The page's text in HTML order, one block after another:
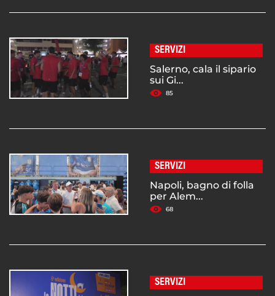
SERVIZI
Salerno, cala il sipario
sui Gi...
85
SERVIZI
Napoli, bagno di folla
per Alem...
68
SERVIZI